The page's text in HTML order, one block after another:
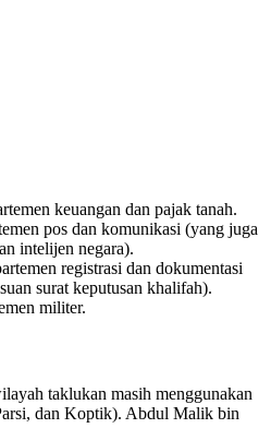
keuangan dan pajak tanah.
pos dan komunikasi (yang juga
intelijen negara).
registrasi dan dokumentasi
surat keputusan khalifah).
militer.
taklukan masih menggunakan
dan Koptik). Abdul Malik bin